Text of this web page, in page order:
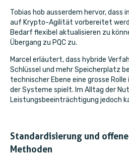
Tobias hob ausserdem hervor,
auf Krypto-Agilität vorbereitet
Bedarf flexibel aktualisieren zu
Übergang zu PQC zu.
Marcel erläutert, dass hybride
Schlüssel und mehr Speicherplatz
technischer Ebene eine grosse
der Systeme spielt. Im Alltag der
Leistungsbeeinträchtigung jedoch
Standardisierung und
Methoden